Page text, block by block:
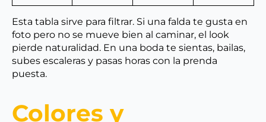
Esta tabla sirve para filtrar. Si una falda te gusta en
foto pero no se mueve bien al caminar, el look
pierde naturalidad. En una boda te sientas, bailas,
subes escaleras y pasas horas con la prenda
puesta.
Colores y